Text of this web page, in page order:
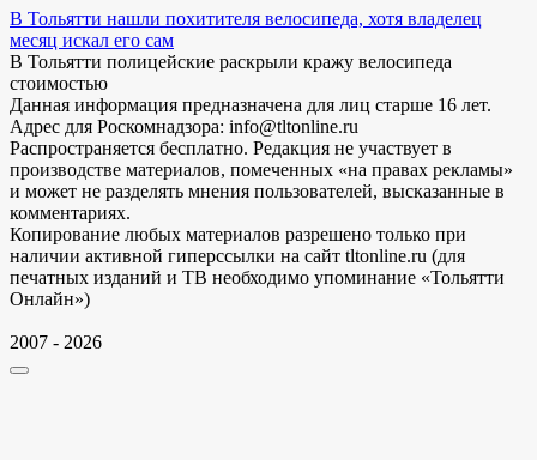
В Тольятти нашли похитителя велосипеда, хотя владелец
месяц искал его сам
В Тольятти полицейские раскрыли кражу велосипеда
стоимостью
Данная информация предназначена для лиц старше 16 лет.
Адрес для Роскомнадзора: info@tltonline.ru
Распространяется бесплатно. Редакция не участвует в
производстве материалов, помеченных «на правах рекламы»
и может не разделять мнения пользователей, высказанные в
комментариях.
Копирование любых материалов разрешено только при
наличии активной гиперссылки на сайт tltonline.ru (для
печатных изданий и ТВ необходимо упоминание «Тольятти
Онлайн»)
2007 - 2026